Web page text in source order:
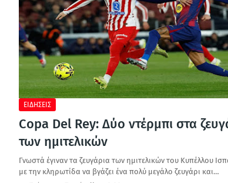
ΕΙΔΗΣΕΙΣ
Copa Del Rey: Δύο ντέρμπι στα
των ημιτελικών
Γνωστά έγιναν τα ζευγάρια των ημιτελικών του Κυπέλλου
με την κληρωτίδα να βγάζει ένα πολύ μεγάλο ζευγάρι και…